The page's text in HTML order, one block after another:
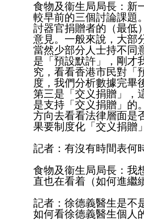
食物及衞生局局長：新
較早前的三個討論課題
討器官捐贈者的（最低
意見。一般來說，大部
當然少部分人士持不同
是「預設默許」，剛才
究，看看香港市民對「
度，我們分析數據完畢
第三是「交义捐贈」，
是支持「交义捐贈」的
方向去看看法律層面是
果要制度化「交义捐贈
記者：有沒有時間表何
食物及衞生局局長：我
直也在看着（如何進繼
記者：徐德義醫生是不
如何看徐德義醫生個人